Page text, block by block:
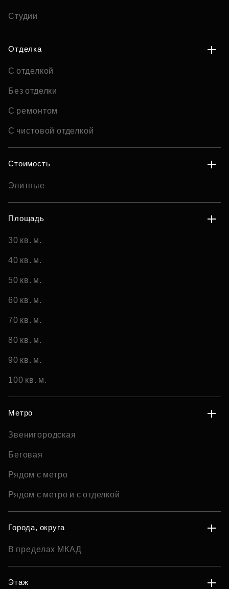
Студии
Отделка
С отделкой
Без отделки
С ремонтом
С чистовой отделкой
Стоимость
Элитные
Площадь
30 кв. м.
40 кв. м.
50 кв. м.
60 кв. м.
70 кв. м.
80 кв. м.
90 кв. м.
100 кв. м.
Метро
Звенигородская
Беговая
Рядом с метро
Рядом с метро и с отделкой
Города, округа
В пределах МКАД
Этаж